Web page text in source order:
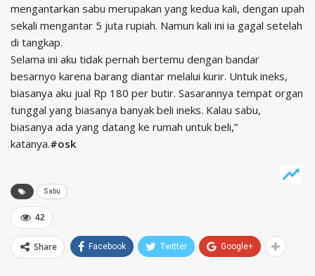
mengantarkan sabu merupakan yang kedua kali, dengan upah
sekali mengantar 5 juta rupiah. Namun kali ini ia gagal setelah
di tangkap.
Selama ini aku tidak pernah bertemu dengan bandar
besarnyo karena barang diantar melalui kurir. Untuk ineks,
biasanya aku jual Rp 180 per butir. Sasarannya tempat organ
tunggal yang biasanya banyak beli ineks. Kalau sabu,
biasanya ada yang datang ke rumah untuk beli,”
katanya.#osk
Sabu
42
Share Facebook Twitter Google+